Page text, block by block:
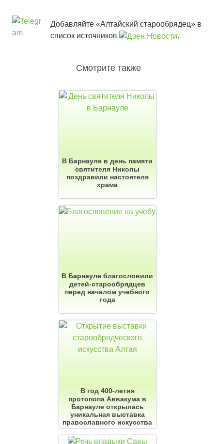
Добавляйте «Алтайский старообрядец» в
список источников
.
Смотрите также
В Барнауле в день памяти
святителя Николы
поздравили настоятеля
храма
В Барнауле благословили
детей-старообрядцев
перед началом учебного
года
В год 400-летия
протопопа Аввакума в
Барнауле открылась
уникальная выставка
православного искусства